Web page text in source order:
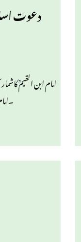
دعوت
امام ابن القیمؒ